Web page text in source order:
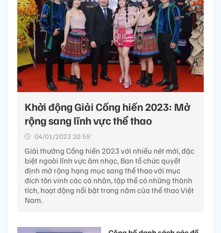
Khởi động Giải Cống hiến 2023: Mở
rộng sang lĩnh vực thể thao
04/01/2023 20:55’
Giải thưởng Cống hiến 2023 với nhiều nét mới, đặc
biệt ngoài lĩnh vực âm nhạc, Ban tổ chức quyết
định mở rộng hạng mục sang thể thao với mục
đích tôn vinh các cá nhân, tập thể có những thành
tích, hoạt động nổi bật trong năm của thể thao Việt
Nam.